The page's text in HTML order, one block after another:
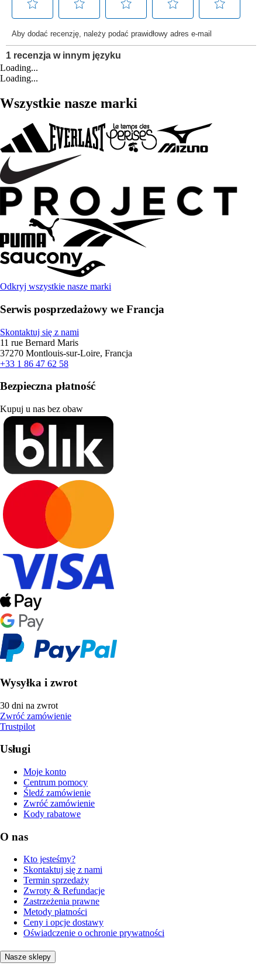
Loading...
Loading...
Wszystkie nasze marki
Odkryj wszystkie nasze marki
Serwis posprzedażowy we Francja
Skontaktuj się z nami
11 rue Bernard Maris
37270 Montlouis-sur-Loire, Francja
+33 1 86 47 62 58
Bezpieczna płatność
Kupuj u nas bez obaw
Wysyłka i zwrot
30 dni na zwrot
Zwróć zamówienie
Trustpilot
Usługi
Moje konto
Centrum pomocy
Śledź zamówienie
Zwróć zamówienie
Kody rabatowe
O nas
Kto jesteśmy?
Skontaktuj się z nami
Termin sprzedaży
Zwroty & Refundacje
Zastrzeżenia prawne
Metody płatności
Ceny i opcje dostawy
Oświadczenie o ochronie prywatności
Nasze sklepy